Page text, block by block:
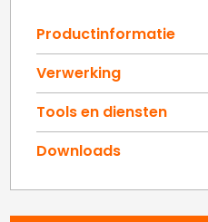
Productinformatie
Verwerking
Tools en diensten
Downloads